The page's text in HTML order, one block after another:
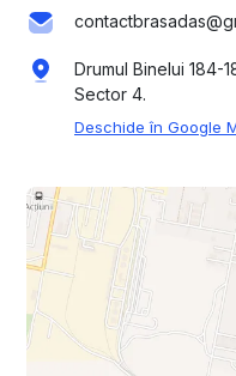
Drumul Binelui 184-
Sector 4.
Deschide în Google